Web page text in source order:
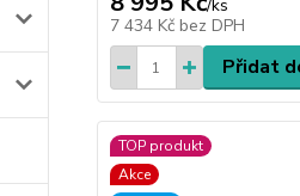
/ks
7 434 Kč bez DPH
Přidat
TOP produkt
Akce